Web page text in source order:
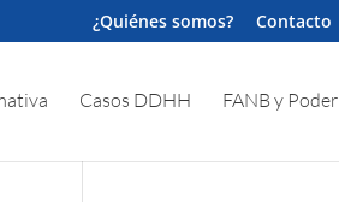
¿Quiénes somos? Contacto
Casos DDHH FANB y Poder